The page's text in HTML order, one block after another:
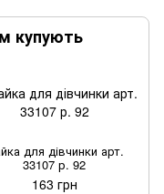
купують
для дівчинки арт.
33107 р. 92
163 грн